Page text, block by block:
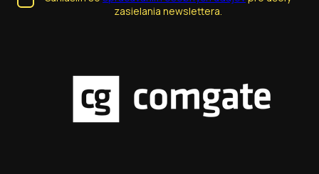
zasielania newslettera.